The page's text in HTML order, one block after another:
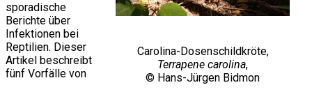
Carolina-Dosenschildkröte,
Terrapene carolina,
© Hans-Jürgen Bidmon
sporadische
Berichte über
Infektionen bei
Reptilien. Dieser
Artikel beschreibt
fünf Vorfälle von